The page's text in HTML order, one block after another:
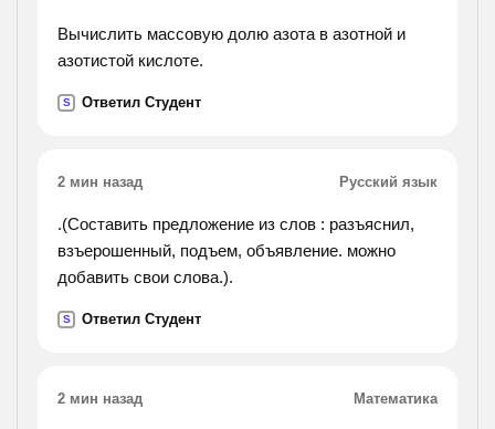
Вычислить массовую долю азота в азотной и
азотистой кислоте.
S Ответил Студент
2 мин назад Русский язык
.(Составить предложение из слов : разъяснил,
взъерошенный, подъем, объявление. можно
добавить свои слова.).
S Ответил Студент
2 мин назад Математика